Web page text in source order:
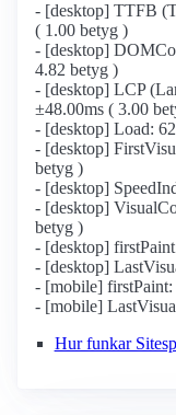
- [desktop] TTFB
( 1.00 betyg )
- [desktop]
4.82 betyg )
- [desktop] LCP
±48.00ms ( 3.00
- [desktop] Load:
- [desktop]
betyg )
- [desktop]
- [desktop]
betyg )
- [desktop]
- [desktop]
- [mobile]
- [mobile]
Hur funkar